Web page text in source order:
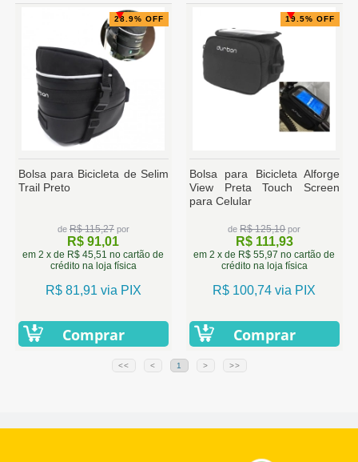
28.9% OFF
Bolsa para Bicicleta de Selim
Trail Preto
de R$ 115,27por
R$ 91,01
em 2 x de R$ 45,51 no cartão de
crédito na loja física
R$ 81,91 via PIX
Comprar
19.5% OFF
Bolsa para Bicicleta Alforge
View Preta Touch Screen
para Celular
deR$ 125,10por
R$ 111,93
em 2 x de R$ 55,97 no cartão de
crédito na loja física
R$ 100,74 via PIX
Comprar
<< < 1 > >>